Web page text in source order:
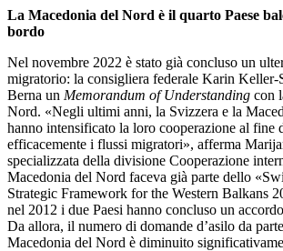
La Macedonia del Nord è il quarto Paese
bordo
Nel novembre 2022 è stato già concluso un
migratorio: la consigliera federale Karin Keller-
Berna un Memorandum of Understanding con
Nord. «Negli ultimi anni, la Svizzera e la
hanno intensificato la loro cooperazione al fine
efficacemente i flussi migratori», afferma
specializzata della divisione Cooperazione
Macedonia del Nord faceva già parte dello
Strategic Framework for the Western Balkans
nel 2012 i due Paesi hanno concluso un
Da allora, il numero di domande d’asilo da
Macedonia del Nord è diminuito